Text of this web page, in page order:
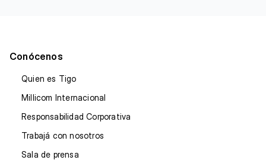
Conócenos
Quien es Tigo
Millicom Internacional
Responsabilidad Corporativa
Trabajá con nosotros
Sala de prensa